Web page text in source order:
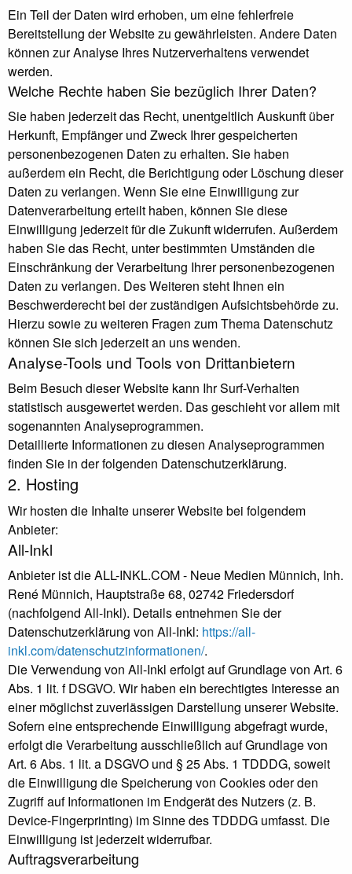
Ein Teil der Daten wird erhoben, um eine fehlerfreie
Bereitstellung der Website zu gewährleisten. Andere Daten
können zur Analyse Ihres Nutzerverhaltens verwendet
werden.
Welche Rechte haben Sie bezüglich Ihrer Daten?
Sie haben jederzeit das Recht, unentgeltlich Auskunft über
Herkunft, Empfänger und Zweck Ihrer gespeicherten
personenbezogenen Daten zu erhalten. Sie haben
außerdem ein Recht, die Berichtigung oder Löschung dieser
Daten zu verlangen. Wenn Sie eine Einwilligung zur
Datenverarbeitung erteilt haben, können Sie diese
Einwilligung jederzeit für die Zukunft widerrufen. Außerdem
haben Sie das Recht, unter bestimmten Umständen die
Einschränkung der Verarbeitung Ihrer personenbezogenen
Daten zu verlangen. Des Weiteren steht Ihnen ein
Beschwerderecht bei der zuständigen Aufsichtsbehörde zu.
Hierzu sowie zu weiteren Fragen zum Thema Datenschutz
können Sie sich jederzeit an uns wenden.
Analyse-Tools und Tools von Dritt­anbietern
Beim Besuch dieser Website kann Ihr Surf-Verhalten
statistisch ausgewertet werden. Das geschieht vor allem mit
sogenannten Analyseprogrammen.
Detaillierte Informationen zu diesen Analyseprogrammen
finden Sie in der folgenden Datenschutzerklärung.
2. Hosting
Wir hosten die Inhalte unserer Website bei folgendem
Anbieter:
All-Inkl
Anbieter ist die ALL-INKL.COM - Neue Medien Münnich, Inh.
René Münnich, Hauptstraße 68, 02742 Friedersdorf
(nachfolgend All-Inkl). Details entnehmen Sie der
Datenschutzerklärung von All-Inkl: https://all-
inkl.com/datenschutzinformationen/.
Die Verwendung von All-Inkl erfolgt auf Grundlage von Art. 6
Abs. 1 lit. f DSGVO. Wir haben ein berechtigtes Interesse an
einer möglichst zuverlässigen Darstellung unserer Website.
Sofern eine entsprechende Einwilligung abgefragt wurde,
erfolgt die Verarbeitung ausschließlich auf Grundlage von
Art. 6 Abs. 1 lit. a DSGVO und § 25 Abs. 1 TDDDG, soweit
die Einwilligung die Speicherung von Cookies oder den
Zugriff auf Informationen im Endgerät des Nutzers (z. B.
Device-Fingerprinting) im Sinne des TDDDG umfasst. Die
Einwilligung ist jederzeit widerrufbar.
Auftragsverarbeitung